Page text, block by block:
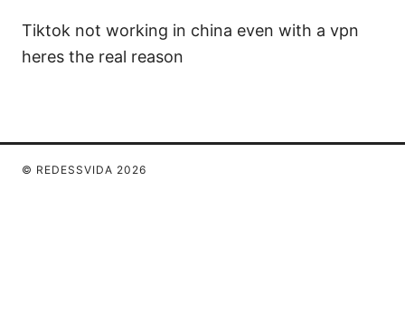
Tiktok not working in china even with a vpn
heres the real reason
© REDESSVIDA 2026